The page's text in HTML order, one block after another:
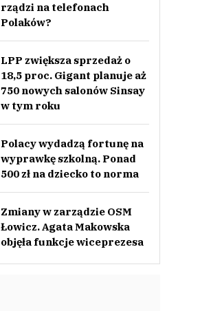
rządzi na telefonach
Polaków?
LPP zwiększa sprzedaż o
18,5 proc. Gigant planuje aż
750 nowych salonów Sinsay
w tym roku
Polacy wydadzą fortunę na
wyprawkę szkolną. Ponad
500 zł na dziecko to norma
Zmiany w zarządzie OSM
Łowicz. Agata Makowska
objęła funkcje wiceprezesa